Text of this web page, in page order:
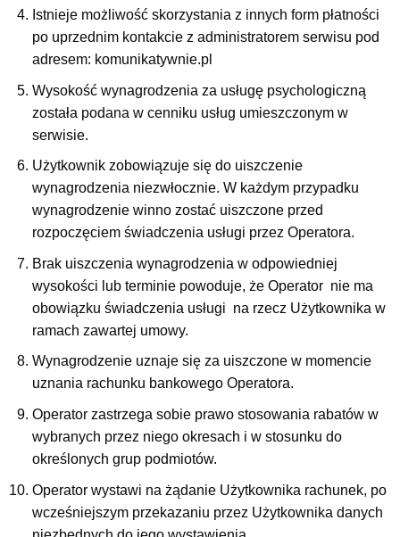
Istnieje możliwość skorzystania z innych form płatności
po uprzednim kontakcie z administratorem serwisu pod
adresem: komunikatywnie.pl
Wysokość wynagrodzenia za usługę psychologiczną
została podana w cenniku usług umieszczonym w
serwisie.
Użytkownik zobowiązuje się do uiszczenie
wynagrodzenia niezwłocznie. W każdym przypadku
wynagrodzenie winno zostać uiszczone przed
rozpoczęciem świadczenia usługi przez Operatora.
Brak uiszczenia wynagrodzenia w odpowiedniej
wysokości lub terminie powoduje, że Operator nie ma
obowiązku świadczenia usługi na rzecz Użytkownika w
ramach zawartej umowy.
Wynagrodzenie uznaje się za uiszczone w momencie
uznania rachunku bankowego Operatora.
Operator zastrzega sobie prawo stosowania rabatów w
wybranych przez niego okresach i w stosunku do
określonych grup podmiotów.
Operator wystawi na żądanie Użytkownika rachunek, po
wcześniejszym przekazaniu przez Użytkownika danych